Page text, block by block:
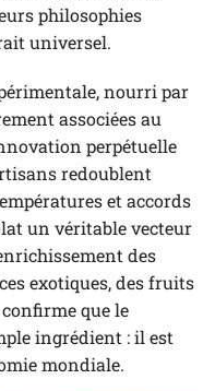
philosophies
universel.
nourri par
associées au
perpétuelle
redoublent
et accords
un véritable vecteur
des
exotiques, des fruits
que le
ingrédient : il est
mondiale.